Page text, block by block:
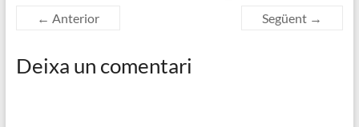
← Anterior Següent →
Deixa un comentari